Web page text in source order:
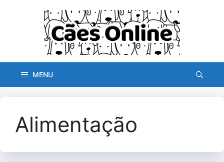
MENU
Alimentação